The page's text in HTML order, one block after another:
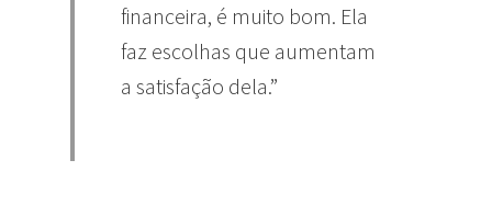
financeira, é muito bom. Ela
faz escolhas que aumentam
a satisfação dela.”